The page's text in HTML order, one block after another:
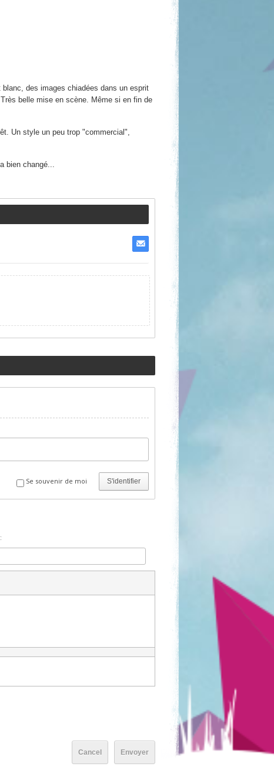
des images chiadées dans un esprit
belle mise en scène. Même si en fin de
Un style un peu trop "commercial",
bien changé...
S'identifier
Se souvenir de moi
Envoyer
Cancel